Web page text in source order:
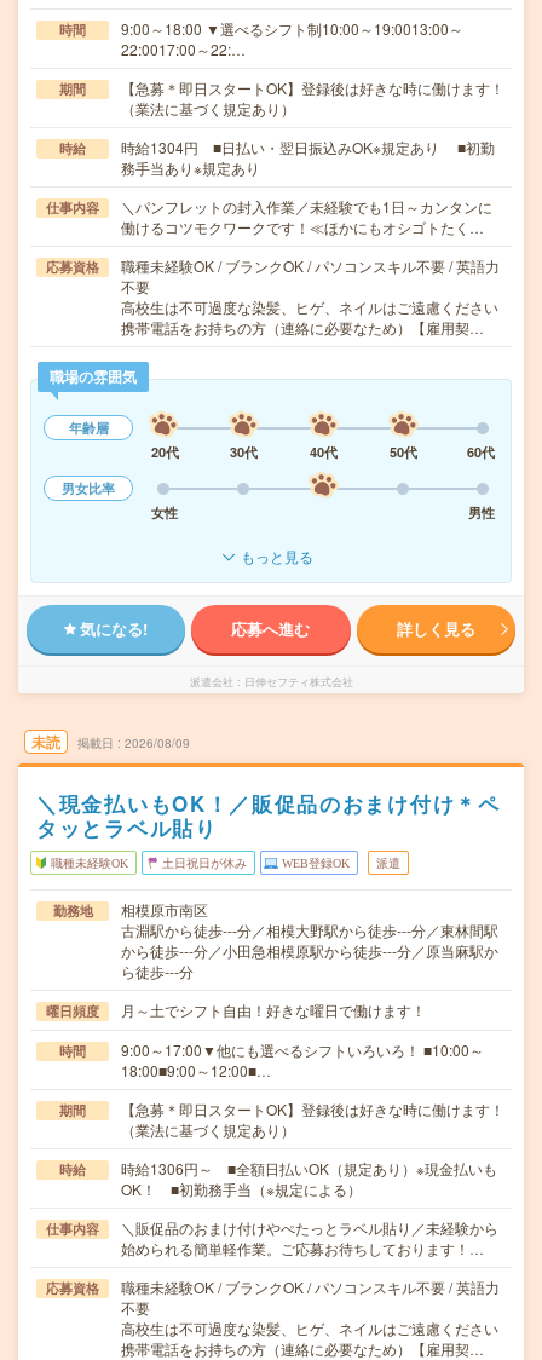
時間
9:00～18:00 ▼選べるシフト制10:00～19:0013:00～
22:0017:00～22:…
期間
【急募＊即日スタートOK】登録後は好きな時に働けます！
（業法に基づく規定あり）
時給
時給1304円 ■日払い・翌日振込みOK※規定あり ■初勤
務手当あり※規定あり
仕事内容
＼パンフレットの封入作業／未経験でも1日～カンタンに
働けるコツモクワークです！≪ほかにもオシゴトたく…
応募資格
職種未経験OK / ブランクOK / パソコンスキル不要 / 英語力
不要
高校生は不可過度な染髪、ヒゲ、ネイルはご遠慮ください
携帯電話をお持ちの方（連絡に必要なため）【雇用契…
職場の雰囲気
年齢層
20代
30代 40代 50代
60代
男女比率
女性
男性
もっと見る
気になる! 応募へ進む 詳しく見る
派遣会社 日伸セフティ株式会社
未読 掲載日 2026/08/09
＼現金払いもOK！／販促品のおまけ付け＊ペ
タッとラベル貼り
職種未経験OK 土日祝日が休み WEB登録OK 派遣
勤務地
相模原市南区
古淵駅から徒歩---分／相模大野駅から徒歩---分／東林間駅
から徒歩---分／小田急相模原駅から徒歩---分／原当麻駅か
ら徒歩---分
曜日頻度 月～土でシフト自由！好きな曜日で働けます！
時間
9:00～17:00▼他にも選べるシフトいろいろ！ ■10:00～
18:00■9:00～12:00■…
期間
【急募＊即日スタートOK】登録後は好きな時に働けます！
（業法に基づく規定あり）
時給
時給1306円～ ■全額日払いOK（規定あり）※現金払いも
OK！ ■初勤務手当（※規定による）
仕事内容
＼販促品のおまけ付けやぺたっとラベル貼り／未経験から
始められる簡単軽作業。ご応募お待ちしております！…
応募資格
職種未経験OK / ブランクOK / パソコンスキル不要 / 英語力
不要
高校生は不可過度な染髪、ヒゲ、ネイルはご遠慮ください
携帯電話をお持ちの方（連絡に必要なため）【雇用契…